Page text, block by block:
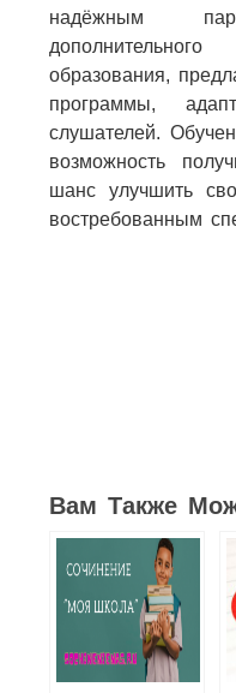
надёжным
образования,
программы,
слушателей.
возможность
шанс улучшить
востребованным
Вам Также